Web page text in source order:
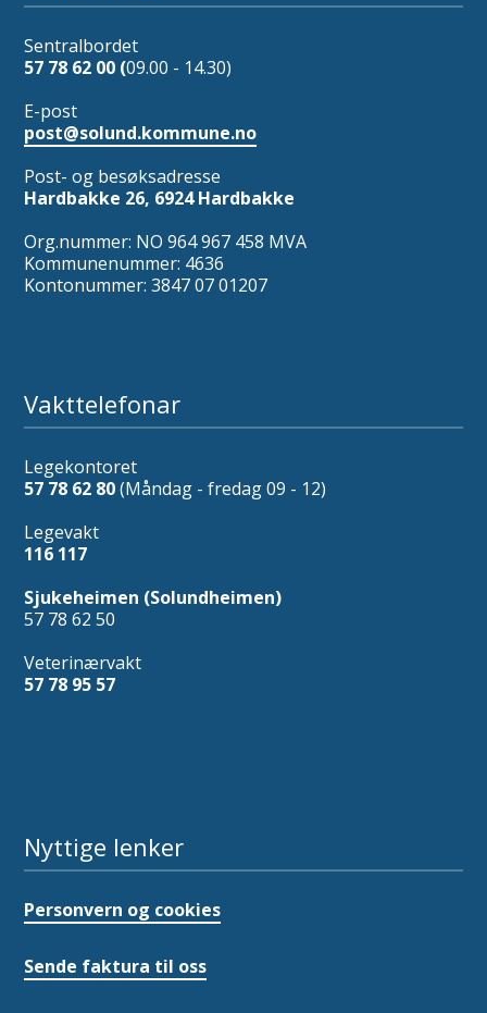
Sentralbordet
57 78 62 00 (09.00 - 14.30)
E-post
post@solund.kommune.no
Post- og besøksadresse
Hardbakke 26, 6924 Hardbakke
Org.nummer: NO 964 967 458 MVA
Kommunenummer: 4636
Kontonummer: 3847 07 01207
Vakttelefonar
Legekontoret
57 78 62 80(Måndag - fredag 09 - 12)
Legevakt
116 117
Sjukeheimen (Solundheimen)
57 78 62 50
Veterinærvakt
57 78 95 57
Nyttige lenker
Personvern og cookies
Sende faktura til oss